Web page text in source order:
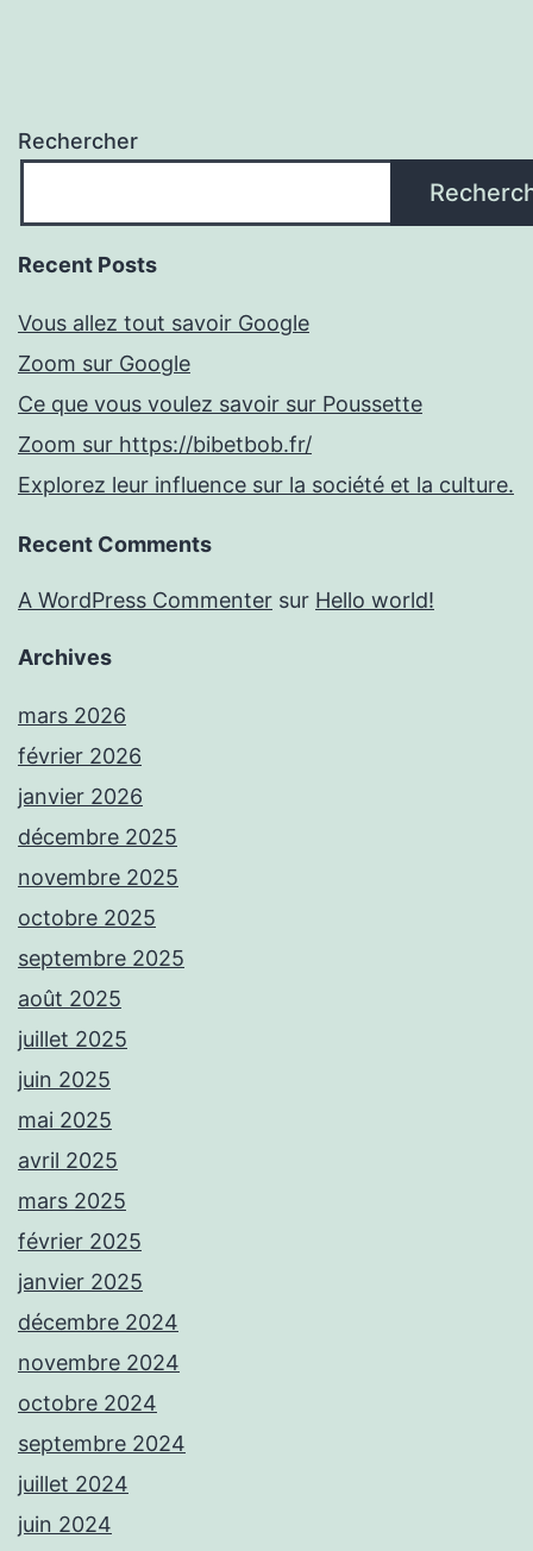
Rechercher
Recent Posts
Vous allez tout savoir Google
Zoom sur Google
Ce que vous voulez savoir sur Poussette
Zoom sur https://bibetbob.fr/
Explorez leur influence sur la société et la culture.
Recent Comments
A WordPress Commenter sur Hello world!
Archives
mars 2026
février 2026
janvier 2026
décembre 2025
novembre 2025
octobre 2025
septembre 2025
août 2025
juillet 2025
juin 2025
mai 2025
avril 2025
mars 2025
février 2025
janvier 2025
décembre 2024
novembre 2024
octobre 2024
septembre 2024
juillet 2024
juin 2024